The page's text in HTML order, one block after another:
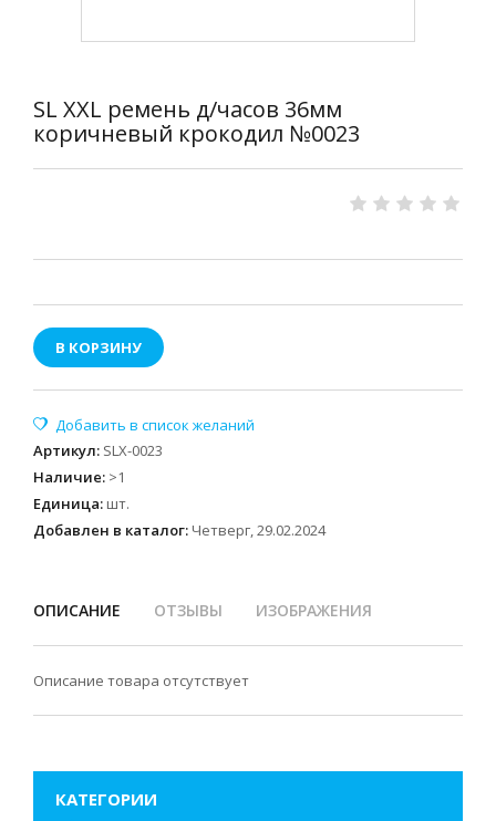
SL XXL ремень д/часов 36мм
коричневый крокодил №0023
В КОРЗИНУ
Артикул: SLX-0023
Наличие: >1
Единица: шт.
Добавлен в каталог: Четверг, 29.02.2024
ОПИСАНИЕ ОТЗЫВЫ ИЗОБРАЖЕНИЯ
Описание товара отсутствует
КАТЕГОРИИ